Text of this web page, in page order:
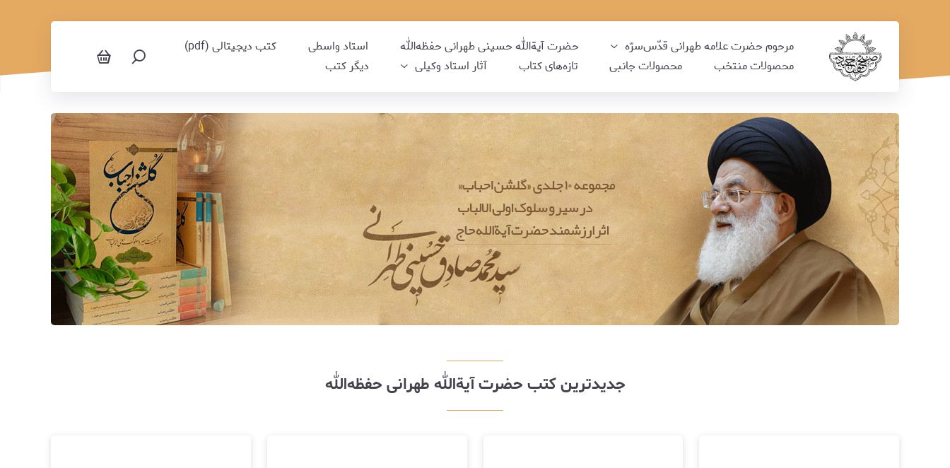
مرحوم حضرت علامه طهرانی قدّس‌سرّه حضرت آیةالله حسینی طهرانی حفظه‌الله استاد واسطی
کتب دیجیتالی (pdf)
محصولات منتخب
محصولات جانبی تازه‌‌های کتاب آثار استاد وکیلی دیگر کتب
جدیدترین کتب حضرت آیة‌الله طهرانی حفظه‌الله